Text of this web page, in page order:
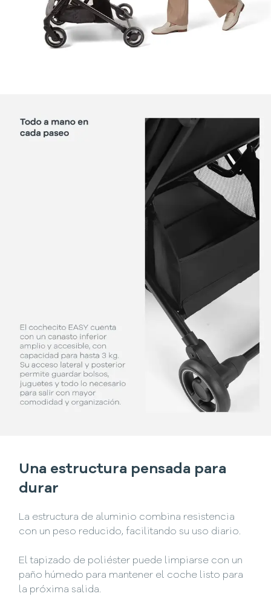
Una estructura pensada para
durar
La estructura de aluminio combina resistencia
con un peso reducido, facilitando su uso diario.
El tapizado de poliéster puede limpiarse con un
paño húmedo para mantener el coche listo para
la próxima salida.